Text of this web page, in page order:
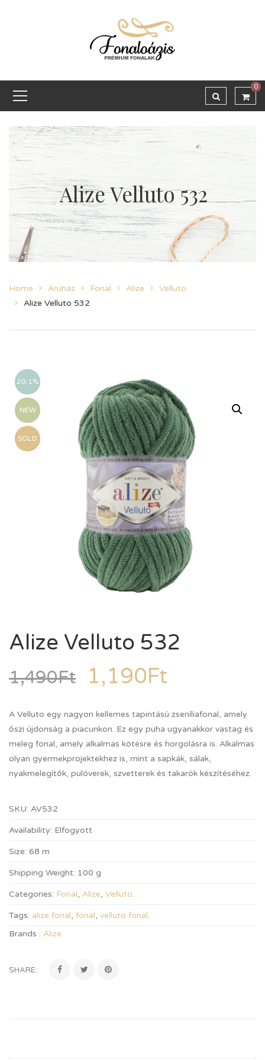
0
Alize Velluto 532
Home Áruház Fonal Alize
Velluto
Alize Velluto 532
20.1%
NEW
SOLD
Alize Velluto 532
1,490Ft 1,190Ft
A Velluto egy nagyon kellemes tapintású zseníliafonal, amely
őszi újdonság a piacunkon. Ez egy puha ugyanakkor vastag és
meleg fonal, amely alkalmas kötésre és horgolásra is. Alkalmas
olyan gyermekprojektekhez is, mint a sapkák, sálak,
nyakmelegítők, pulóverek, szvetterek és takarók készítéséhez.
SKU: AV532
Availability: Elfogyott
Size: 68 m
Shipping Weight: 100 g
Categories: Fonal, Alize, Velluto.
Tags: alize fonal, fonal, velluto fonal.
Brands : Alize
SHARE: